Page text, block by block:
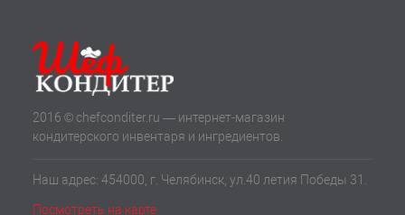
2016 © chefconditer.ru — интернет-магазин
кондитерского инвентаря и ингредиентов.
Наш адрес: 454000, г. Челябинск, ул.40 летия Победы 31.
Посмотреть на карте